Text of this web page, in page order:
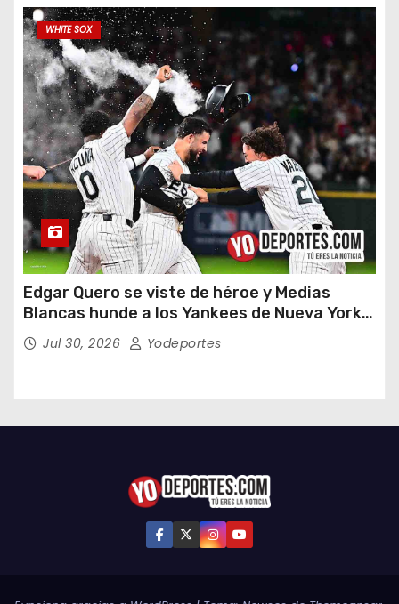
WHITE SOX
Edgar Quero se viste de héroe y Medias
Blancas hunde a los Yankees de Nueva York
en doce entradas
Jul 30, 2026 Yodeportes